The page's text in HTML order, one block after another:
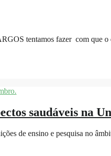
tentamos fazer com que o
saudáveis na
de ensino e pesquisa no